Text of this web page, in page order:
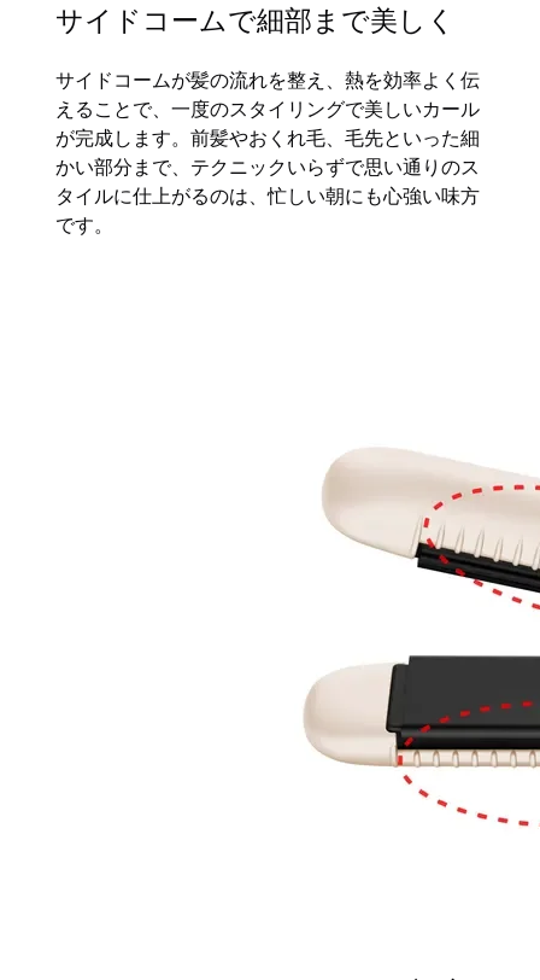
サイドコームで細部まで美しく
サイドコームが髪の流れを整え、熱を効率よく伝
えることで、一度のスタイリングで美しいカール
が完成します。前髪やおくれ毛、毛先といった細
かい部分まで、テクニックいらずで思い通りのス
タイルに仕上がるのは、忙しい朝にも心強い味方
です。